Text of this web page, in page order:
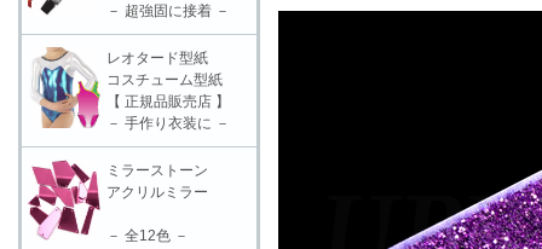
－ 超強固に接着 －
レオタード型紙
コスチューム型紙
【 正規品販売店 】
－ 手作り衣装に －
ミラーストーン
アクリルミラー
－ 全12色 －